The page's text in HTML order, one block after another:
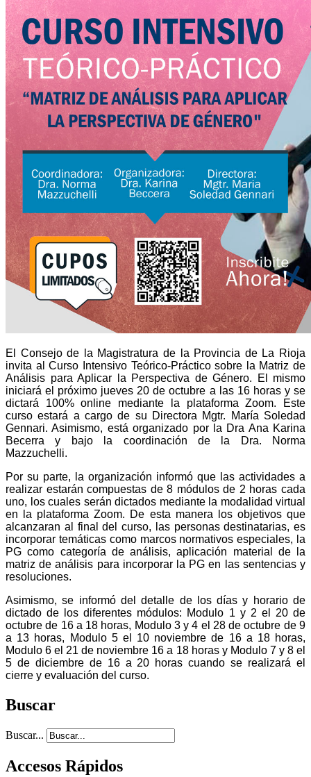
El Consejo de la Magistratura de la Provincia de La Rioja
invita al Curso Intensivo Teórico-Práctico sobre la Matriz de
Análisis para Aplicar la Perspectiva de Género. El mismo
iniciará el próximo jueves 20 de octubre a las 16 horas y se
dictará 100% online mediante la plataforma Zoom. Este
curso estará a cargo de su Directora Mgtr. María Soledad
Gennari. Asimismo, está organizado por la Dra Ana Karina
Becerra y bajo la coordinación de la Dra. Norma
Mazzuchelli.
Por su parte, la organización informó que las actividades a
realizar estarán compuestas de 8 módulos de 2 horas cada
uno, los cuales serán dictados mediante la modalidad virtual
en la plataforma Zoom. De esta manera los objetivos que
alcanzaran al final del curso, las personas destinatarias, es
incorporar temáticas como marcos normativos especiales, la
PG como categoría de análisis, aplicación material de la
matriz de análisis para incorporar la PG en las sentencias y
resoluciones.
Asimismo, se informó del detalle de los días y horario de
dictado de los diferentes módulos: Modulo 1 y 2 el 20 de
octubre de 16 a 18 horas, Modulo 3 y 4 el 28 de octubre de 9
a 13 horas, Modulo 5 el 10 noviembre de 16 a 18 horas,
Modulo 6 el 21 de noviembre 16 a 18 horas y Modulo 7 y 8 el
5 de diciembre de 16 a 20 horas cuando se realizará el
cierre y evaluación del curso.
Buscar
Buscar...
Accesos Rápidos